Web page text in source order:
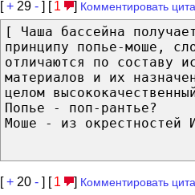
[+ 29 - ] [ 1 ] Комментировать
[ Чаша бассейна
принципу попье-моше,
отличаются по составу
материалов и их
целом
Попье - поп-рантье?
Моше - из окрестностей
[+ 20 - ] [ 1 ] Комментировать